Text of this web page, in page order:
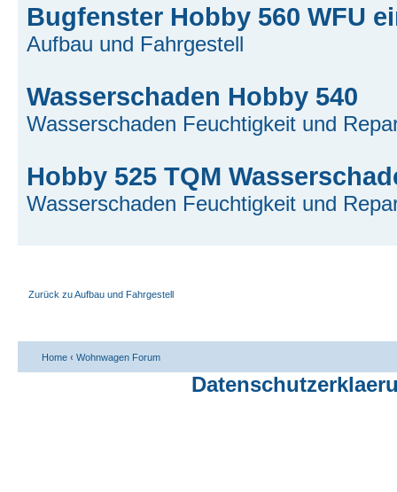
Bugfenster Hobby 560 WFU
Aufbau und Fahrgestell
Wasserschaden Hobby 540
Wasserschaden Feuchtigkeit und
Hobby 525 TQM
Wasserschaden Feuchtigkeit und
Zurück zu Aufbau und Fahrgestell
Home ‹ Wohnwagen Forum